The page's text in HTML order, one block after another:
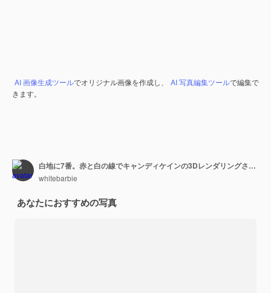
AI 画像生成ツールでオリジナル画像を作成し、 AI 写真編集ツールで編集で
きます。
白地に7番。赤と白の線でキャンディケインの3Dレンダリングされた数字。
whitebarbie
あなたにおすすめの写真